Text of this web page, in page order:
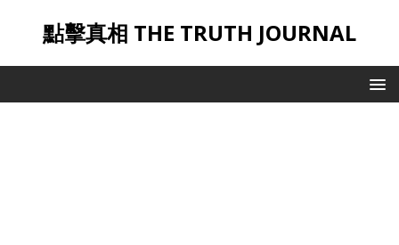
點擊真相 THE TRUTH JOURNAL